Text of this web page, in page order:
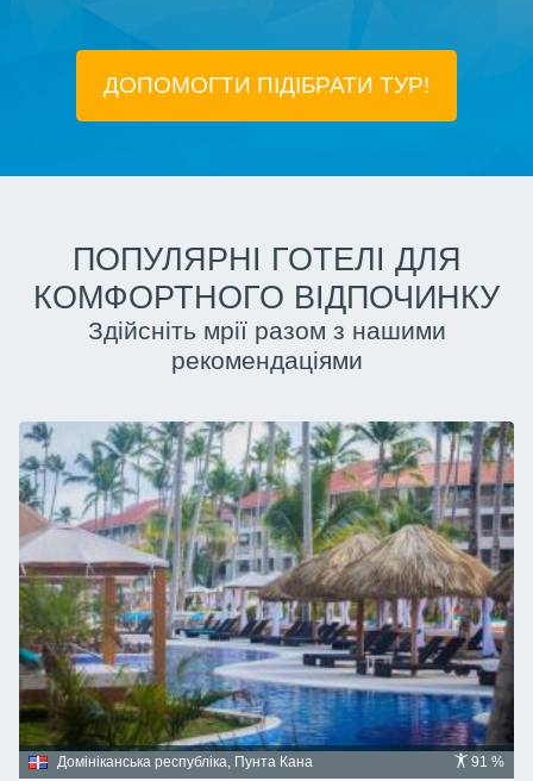
ДОПОМОГТИ ПІДIБРАТИ ТУР!
ПОПУЛЯРНІ ГОТЕЛІ ДЛЯ
КОМФОРТНОГО ВІДПОЧИНКУ
Здійсніть мрії разом з нашими
рекомендаціями
91 %
Домініканська республіка, Пунта Кана